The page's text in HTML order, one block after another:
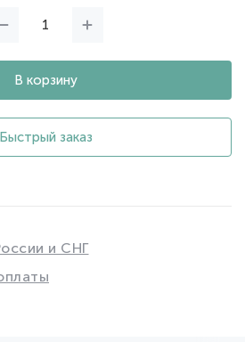
В корзину
Быстрый заказ
и СНГ